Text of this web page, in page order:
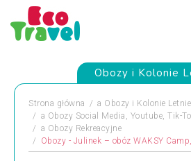
Obozy i Kolonie
Strona główna a Obozy i Kolonie Letnie
a Obozy Social Media, Youtube, Tik-
a Obozy Rekreacyjne
Obozy - Julinek – obóz WAKSY